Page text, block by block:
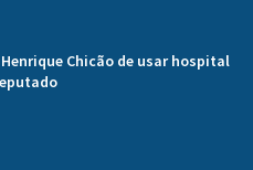
Chicão de usar hospital